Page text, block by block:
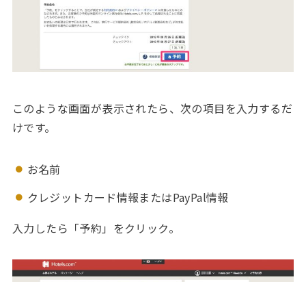
このような画面が表示されたら、次の項目を入力するだ
けです。
お名前
クレジットカード情報またはPayPal情報
入力したら「予約」をクリック。